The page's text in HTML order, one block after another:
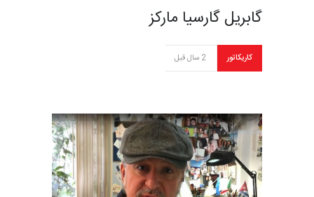
گابریل گارسیا مارکز
کاریکاتور 2 سال قبل